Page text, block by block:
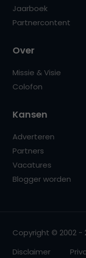
Jaarboek
Partnercontent
Over
Missie & Visie
Colofon
Kansen
Adverteren
Partners
Vacatures
Blogger worden
Copyright © 2002 -
Disclaimer